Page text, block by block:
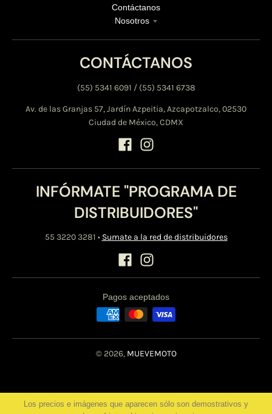
Los precios e imágenes que aparecen sólo son demostrativos y
Contáctanos
Nosotros
CONTÁCTANOS
(55) 5341 6091 / (55) 5341 6738
Av. de las Granjas 57, Jardín Azpeitia, Azcapotzalco, 02530
Ciudad de México, CDMX
INFÓRMATE "PROGRAMA DE
DISTRIBUIDORES"
55 3220 3281 • Sumate a la red de distribuidores
Pagos aceptados
© 2026, MUEVEMOTO